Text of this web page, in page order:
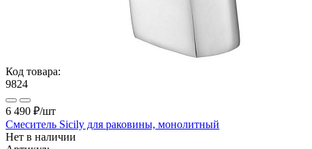
Код товара:
9824
6 490 ₽/шт
Смеситель Sicily для раковины, монолитный
Нет в наличии